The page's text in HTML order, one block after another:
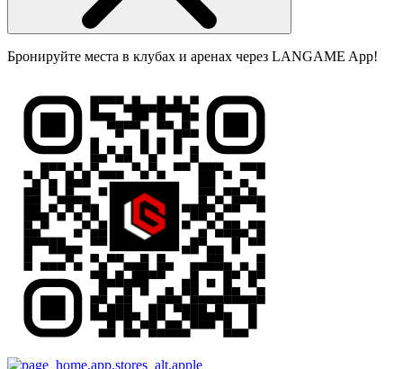
Бронируйте места в клубах и аренах через LANGAME App!